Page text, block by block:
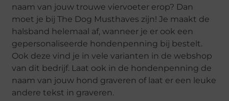
naam van jouw trouwe viervoeter erop? Dan
moet je bij The Dog Musthaves zijn! Je maakt de
halsband helemaal af, wanneer je er ook een
gepersonaliseerde hondenpenning bij bestelt.
Ook deze vind je in vele varianten in de webshop
van dit bedrijf. Laat ook in de hondenpenning de
naam van jouw hond graveren of laat er een leuke
andere tekst in graveren.